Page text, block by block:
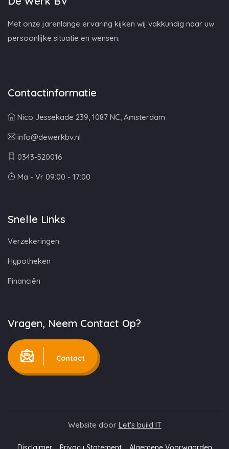
Met onze jarenlange ervaring kijken wij vakkundig naar uw
persoonlijke situatie en wensen.
Contactinformatie
Nico Jessekade 239, 1087 NC, Amsterdam
info@dewerkbv.nl
0343-520016
Ma - Vr 09:00 - 17:00
Snelle Links
Verzekeringen
Hypotheken
Financiën
Vragen, Neem Contact Op?
Contact
Website door Let's build IT